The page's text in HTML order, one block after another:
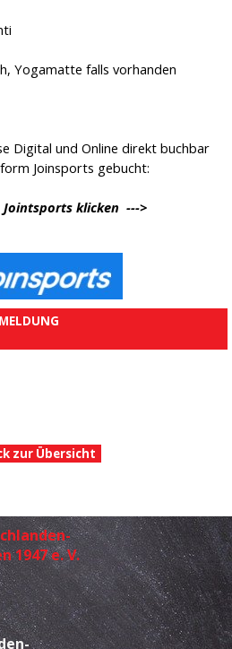
Yogamatte falls vorhanden
Digital und Online direkt buchbar
Joinsports gebucht:
klicken --->
zur Übersicht
1947 e. V.